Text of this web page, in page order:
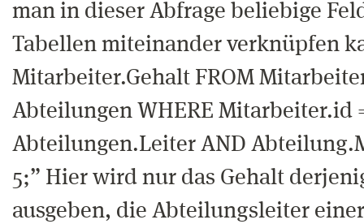
man in dieser Abfrage beliebige
Tabellen miteinander verknüpfen
Mitarbeiter.Gehalt FROM
Abteilungen WHERE Mitarbeiter.id
Abteilungen.Leiter AND
5;” Hier wird nur das Gehalt
ausgeben, die Abteilungsleiter